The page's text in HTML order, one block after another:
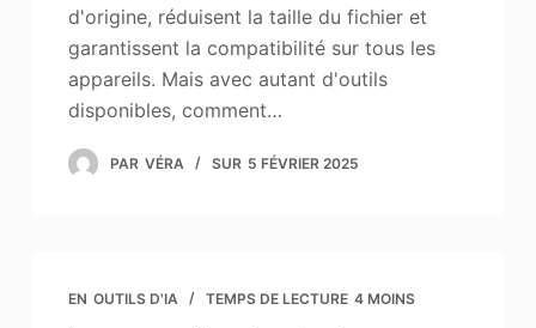
d'origine, réduisent la taille du fichier et
garantissent la compatibilité sur tous les
appareils. Mais avec autant d'outils
disponibles, comment…
PAR VÉRA SUR 5 FÉVRIER 2025
EN OUTILS D'IA TEMPS DE LECTURE 4 MOINS